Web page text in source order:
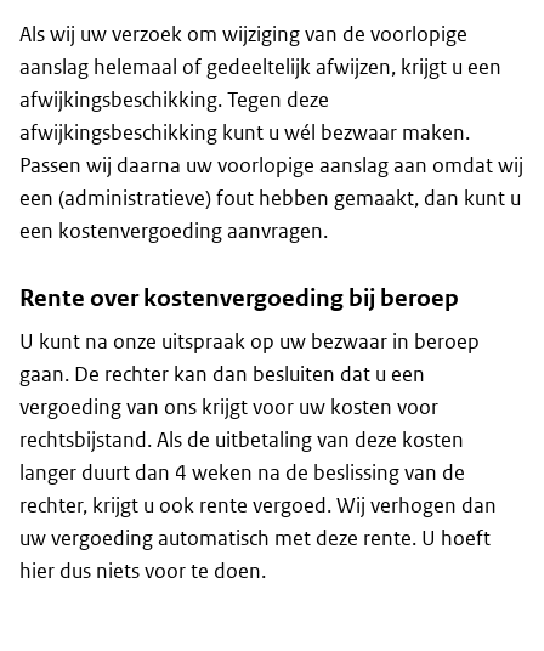
Als wij uw verzoek om wijziging van de voorlopige
aanslag helemaal of gedeeltelijk afwijzen, krijgt u een
afwijkingsbeschikking. Tegen deze
afwijkingsbeschikking kunt u wél bezwaar maken.
Passen wij daarna uw voorlopige aanslag aan omdat wij
een (administratieve) fout hebben gemaakt, dan kunt u
een kostenvergoeding aanvragen.
Rente over kostenvergoeding bij beroep
U kunt na onze uitspraak op uw bezwaar in beroep
gaan. De rechter kan dan besluiten dat u een
vergoeding van ons krijgt voor uw kosten voor
rechtsbijstand. Als de uitbetaling van deze kosten
langer duurt dan 4 weken na de beslissing van de
rechter, krijgt u ook rente vergoed. Wij verhogen dan
uw vergoeding automatisch met deze rente. U hoeft
hier dus niets voor te doen.